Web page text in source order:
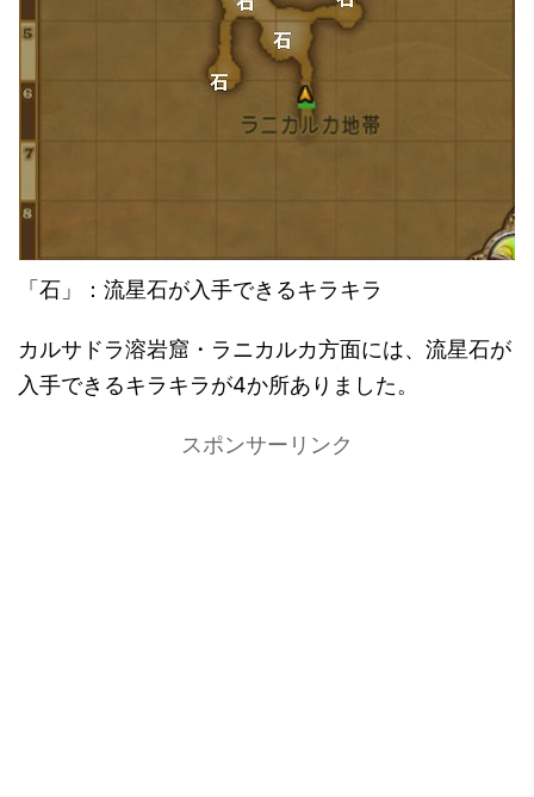
「石」：流星石が入手できるキラキラ
カルサドラ溶岩窟・ラニカルカ方面には、流星石が
入手できるキラキラが4か所ありました。
スポンサーリンク